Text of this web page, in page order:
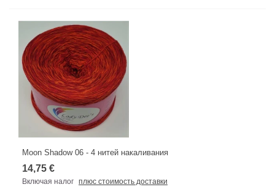
Moon Shadow 06 - 4 нитей накаливания
14,75 €
Включая налог плюс стоимость доставки